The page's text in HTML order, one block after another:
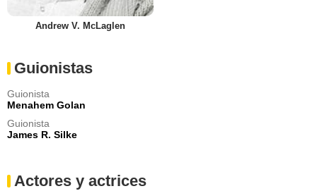
Andrew V. McLaglen
Guionistas
Guionista
Menahem Golan
Guionista
James R. Silke
Actores y actrices